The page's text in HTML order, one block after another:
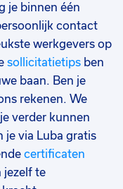
je binnen één
contact
werkgevers op
sollicitatietips ben
baan. Ben je
rekenen. We
verder kunnen
je via Luba gratis
certificaten
jezelf te